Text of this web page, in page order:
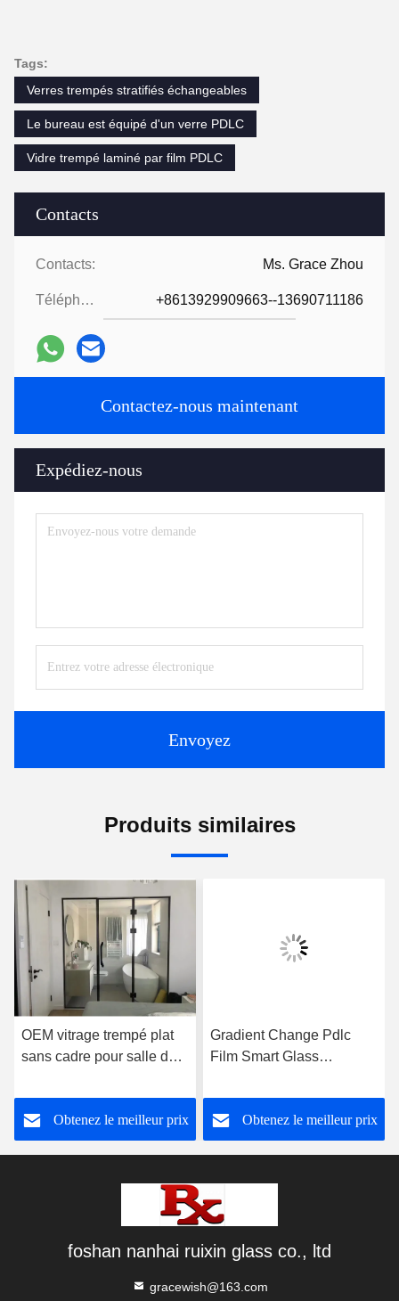
Contacts
Contacts: Ms. Grace Zhou
Téléphone: +8613929909663--13690711186
Contactez-nous maintenant
Expédiez-nous
Envoyez
Tags:
Verres trempés stratifiés échangeables
Le bureau est équipé d'un verre PDLC
Vidre trempé laminé par film PDLC
Produits similaires
OEM vitrage trempé plat
sans cadre pour salle de
Obtenez le meilleur prix
Gradient Change Pdlc
Film Smart Glass
de bureau
Obtenez le meilleur prix
foshan nanhai ruixin glass co., ltd
gracewish@163.com